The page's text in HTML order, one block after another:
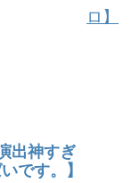
ロ】
出神すぎ
です。】